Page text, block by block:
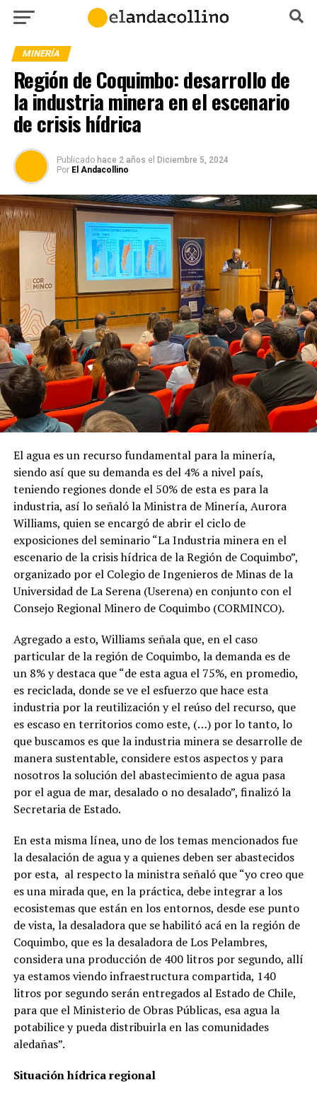
MINERÍA
Región de Coquimbo: desarrollo de
la industria minera en el escenario
de crisis hídrica
Publicado hace 2 años el Diciembre 5, 2024
Por El Andacollino
El agua es un recurso fundamental para la minería,
siendo así que su demanda es del 4% a nivel país,
teniendo regiones donde el 50% de esta es para la
industria, así lo señaló la Ministra de Minería, Aurora
Williams, quien se encargó de abrir el ciclo de
exposiciones del seminario “La Industria minera en el
escenario de la crisis hídrica de la Región de Coquimbo”,
organizado por el Colegio de Ingenieros de Minas de la
Universidad de La Serena (Userena) en conjunto con el
Consejo Regional Minero de Coquimbo (CORMINCO).
Agregado a esto, Williams señala que, en el caso
particular de la región de Coquimbo, la demanda es de
un 8% y destaca que “de esta agua el 75%, en promedio,
es reciclada, donde se ve el esfuerzo que hace esta
industria por la reutilización y el reúso del recurso, que
es escaso en territorios como este, (…) por lo tanto, lo
que buscamos es que la industria minera se desarrolle de
manera sustentable, considere estos aspectos y para
nosotros la solución del abastecimiento de agua pasa
por el agua de mar, desalado o no desalado”, finalizó la
Secretaria de Estado.
En esta misma línea, uno de los temas mencionados fue
la desalación de agua y a quienes deben ser abastecidos
por esta, al respecto la ministra señaló que “yo creo que
es una mirada que, en la práctica, debe integrar a los
ecosistemas que están en los entornos, desde ese punto
de vista, la desaladora que se habilitó acá en la región de
Coquimbo, que es la desaladora de Los Pelambres,
considera una producción de 400 litros por segundo, allí
ya estamos viendo infraestructura compartida, 140
litros por segundo serán entregados al Estado de Chile,
para que el Ministerio de Obras Públicas, esa agua la
potabilice y pueda distribuirla en las comunidades
aledañas”.
Situación hídrica regional